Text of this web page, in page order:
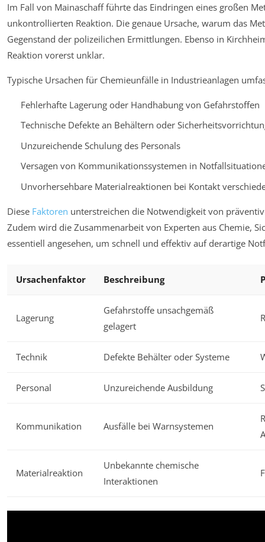
Im Fall von Mainaschaff führte das Eindringen eines großen
unkontrollierten Reaktion. Die genaue Ursache, warum das
Gegenstand der polizeilichen Ermittlungen. Ebenso in
Reaktion vorerst unklar.
Typische Ursachen für Chemieunfälle in Industrieanlagen
Fehlerhafte Lagerung oder Handhabung von Gefahrstoffen
Technische Defekte an Behältern oder
Unzureichende Schulung des Personals
Versagen von Kommunikationssystemen in
Unvorhersehbare Materialreaktionen bei Kontakt
Diese Faktoren unterstreichen die Notwendigkeit von
Zudem wird die Zusammenarbeit von Experten aus Chemie,
essentiell angesehen, um schnell und effektiv auf derartige
Ursachenfaktor Beschreibung
Lagerung
Gefahrstoffe unsachgemäß
gelagert
Technik Defekte Behälter oder Systeme
Personal Unzureichende Ausbildung
Kommunikation Ausfälle bei Warnsystemen
Materialreaktion
Unbekannte chemische
Interaktionen